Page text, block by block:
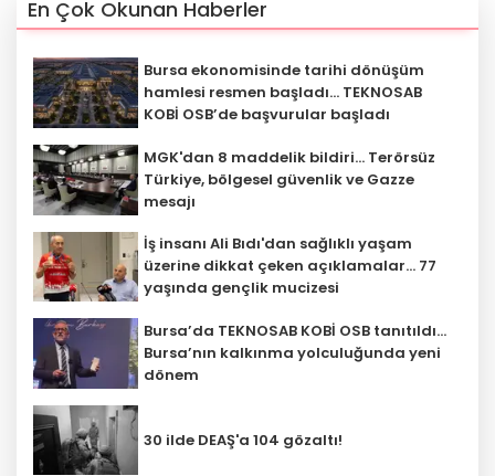
En Çok Okunan Haberler
Bursa ekonomisinde tarihi dönüşüm
hamlesi resmen başladı... TEKNOSAB
KOBİ OSB’de başvurular başladı
MGK'dan 8 maddelik bildiri... Terörsüz
Türkiye, bölgesel güvenlik ve Gazze
mesajı
İş insanı Ali Bıdı'dan sağlıklı yaşam
üzerine dikkat çeken açıklamalar... 77
yaşında gençlik mucizesi
Bursa’da TEKNOSAB KOBİ OSB tanıtıldı...
Bursa’nın kalkınma yolculuğunda yeni
dönem
30 ilde DEAŞ'a 104 gözaltı!